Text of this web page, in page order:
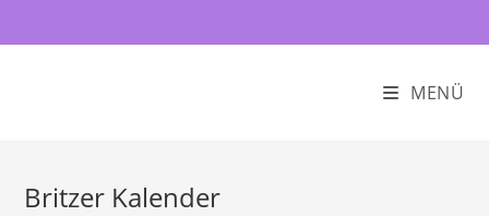
MENÜ
Britzer Kalender